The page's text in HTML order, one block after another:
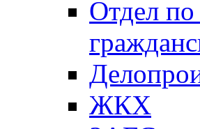
Отдел
ЖКХ